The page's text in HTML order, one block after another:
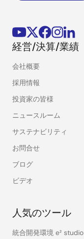
経営/決算/業績
会社概要
採用情報
投資家の皆様
ニュースルーム
サステナビリティ
お問合せ
ブログ
ビデオ
人気のツール
統合開発環境 e² studio